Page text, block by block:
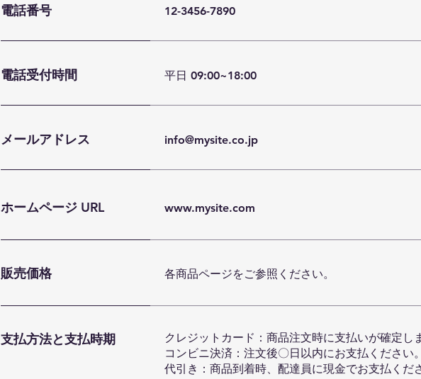
電話番号 12-3456-7890
電話受付時間 平日 09:00~18:00
メールアドレス info@mysite.co.jp
ホームページ URL www.mysite.com
販売価格 各商品ページをご参照ください。
支払方法と支払時期
クレジットカード：商品注文時に支払いが確定し
コンビニ決済：注文後〇日以内にお支払ください。
代引き：商品到着時、配達員に現金でお支払くだ